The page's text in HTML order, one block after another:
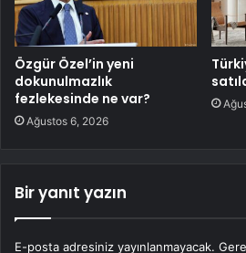
Özgür Özel’in yeni
dokunulmazlık
fezlekesinde ne var?
Ağustos 6, 2026
Bir yanıt yazın
E-posta adresiniz yayınlanmayacak.